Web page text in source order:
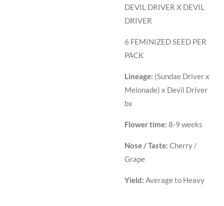
DEVIL DRIVER X DEVIL
DRIVER
6 FEMINIZED SEED PER
PACK
Lineage: (Sundae Driver x
Melonade) x Devil Driver
bx
Flower time: 8-9 weeks
Nose / Taste: Cherry /
Grape
Yield: Average to Heavy